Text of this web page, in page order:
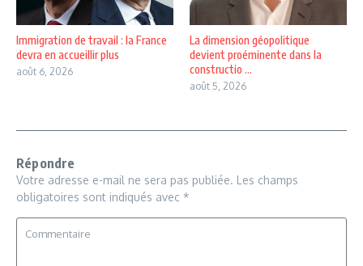
Immigration de travail : la France
devra en accueillir plus
août 6, 2026
La dimension géopolitique
devient proéminente dans la
constructio ...
août 5, 2026
Répondre
Votre adresse e-mail ne sera pas publiée. Les champs
obligatoires sont indiqués avec *